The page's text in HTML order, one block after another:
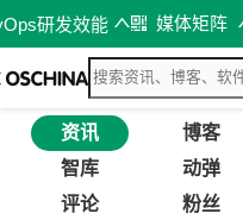
研发效能 媒体矩阵
资讯 博客
智库
动弹
评论
粉丝